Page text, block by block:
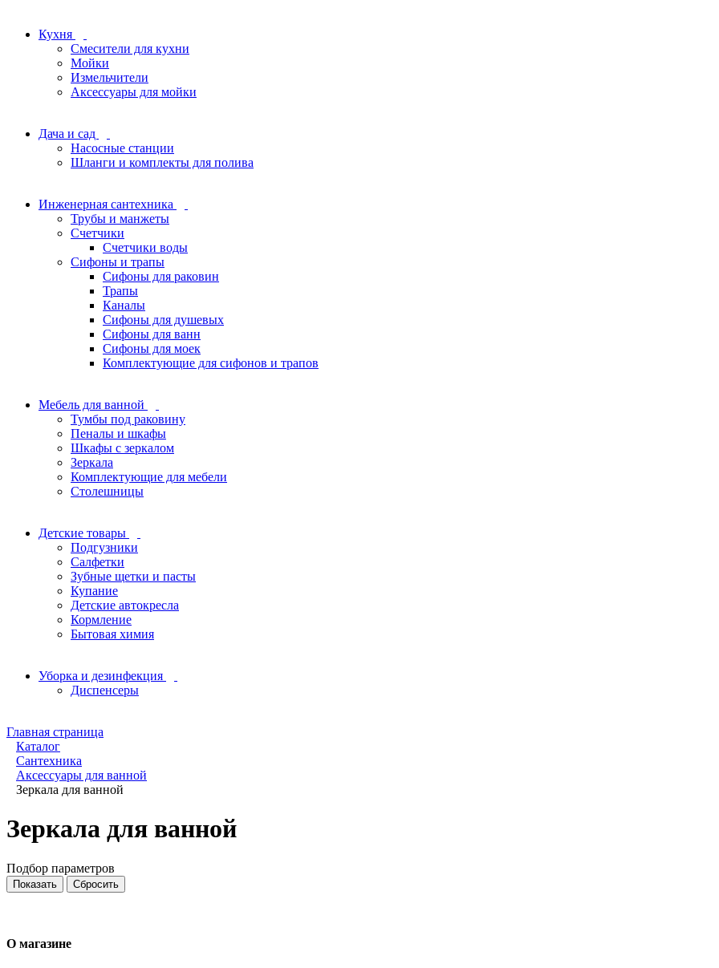
Кухня
Смесители для кухни
Мойки
Измельчители
Аксессуары для мойки
Дача и сад
Насосные станции
Шланги и комплекты для полива
Инженерная сантехника
Трубы и манжеты
Счетчики
Счетчики воды
Сифоны и трапы
Сифоны для раковин
Трапы
Каналы
Сифоны для душевых
Сифоны для ванн
Сифоны для моек
Комплектующие для сифонов и трапов
Мебель для ванной
Тумбы под раковину
Пеналы и шкафы
Шкафы с зеркалом
Зеркала
Комплектующие для мебели
Столешницы
Детские товары
Подгузники
Салфетки
Зубные щетки и пасты
Купание
Детские автокресла
Кормление
Бытовая химия
Уборка и дезинфекция
Диспенсеры
Главная страница
Каталог
Сантехника
Аксессуары для ванной
Зеркала для ванной
Зеркала для ванной
Подбор параметров
О магазине